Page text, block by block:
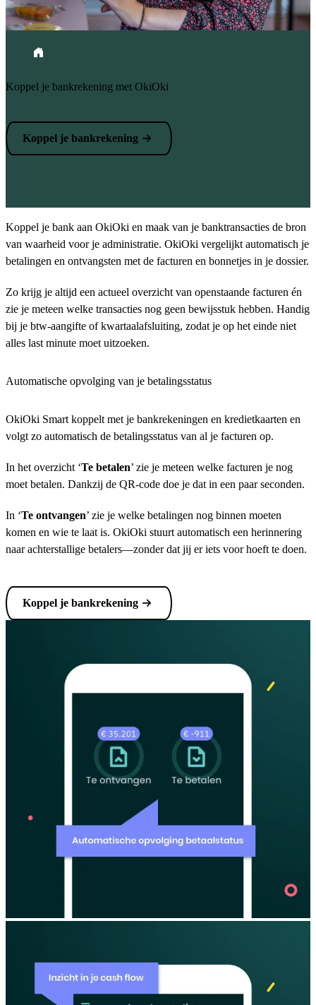
Kruimelpad
Home
Koppel je bankrekening met OkiOki
Koppel je bankrekening
Koppel je bank aan OkiOki en maak van je banktransacties de bron
van waarheid voor je administratie. OkiOki vergelijkt automatisch je
betalingen en ontvangsten met de facturen en bonnetjes in je dossier.
Zo krijg je altijd een actueel overzicht van openstaande facturen én
zie je meteen welke transacties nog geen bewijsstuk hebben. Handig
bij je btw-aangifte of kwartaalafsluiting, zodat je op het einde niet
alles last minute moet uitzoeken.
Automatische opvolging van je betalingsstatus
OkiOki Smart koppelt met je bankrekeningen en kredietkaarten en
volgt zo automatisch de betalingsstatus van al je facturen op.
In het overzicht ‘Te betalen’ zie je meteen welke facturen je nog
moet betalen. Dankzij de QR-code doe je dat in een paar seconden.
In ‘Te ontvangen’ zie je welke betalingen nog binnen moeten
komen en wie te laat is. OkiOki stuurt automatisch een herinnering
naar achterstallige betalers—zonder dat jij er iets voor hoeft te doen.
Koppel je bankrekening